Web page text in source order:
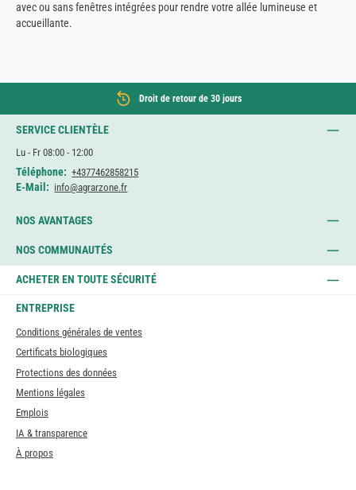
avec ou sans fenêtres intégrées pour rendre votre allée lumineuse et
accueillante.
Droit de retour de 30 jours
SERVICE CLIENTÈLE
Lu - Fr 08:00 - 12:00
Téléphone: +4377462858215
E-Mail: info@agrarzone.fr
NOS AVANTAGES
NOS COMMUNAUTÉS
ACHETER EN TOUTE SÉCURITÉ
ENTREPRISE
Conditions générales de ventes
Certificats biologiques
Protections des données
Mentions légales
Emplois
IA & transparence
À propos